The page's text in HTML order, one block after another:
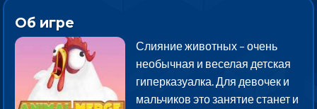
Об игре
Слияние животных – очень
необычная и веселая детская
гиперказуалка. Для девочек и
мальчиков это занятие станет и